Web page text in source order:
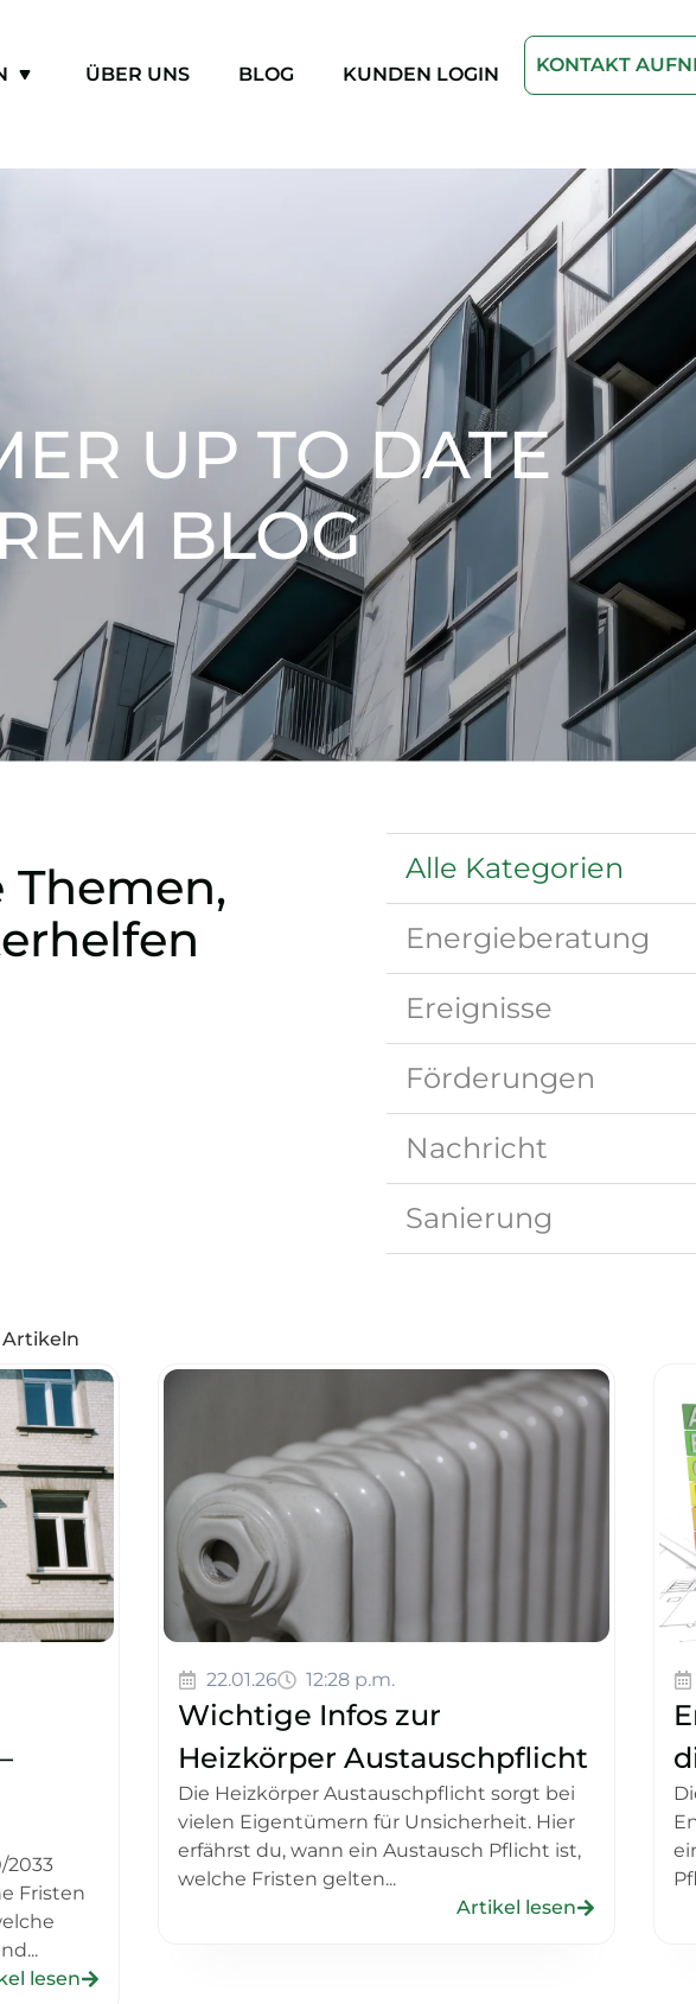
ÜBER UNS BLOG KUNDEN LOGIN KONTAKT
UP TO DATE
BLOG
Themen,
Energieberatung
Ereignisse
Förderungen
Nachricht
Sanierung
Alle Kategorien
Artikeln
2033
Fristen
lesen
22.01.26 12:28 p.m.
Wichtige Infos zur
Heizkörper Austauschpflicht
Die Heizkörper Austauschpflicht sorgt bei
vielen Eigentümern für Unsicherheit. Hier
erfährst du, wann ein Austausch Pflicht ist,
welche Fristen gelten...
Artikel lesen